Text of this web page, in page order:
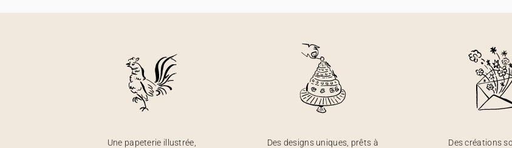
Une papeterie illustrée,
Des designs uniques, prêts à
Des créations